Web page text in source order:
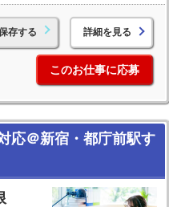
存する 詳細を見る
このお仕事に応募
応＠新宿・都庁前駅す